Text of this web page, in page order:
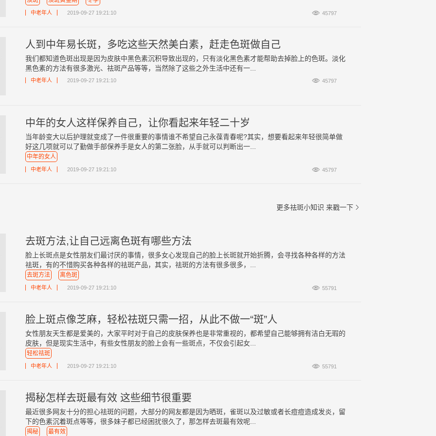
 45797
中老年人 2019-09-27 19:21:10
人到中年易长斑，多吃这些天然美白素，赶走色斑做自己
我们都知道色斑出现是因为皮肤中黑色素沉积导致出现的，只有淡化黑色素才能帮助去掉脸上的色斑。淡化
黑色素的方法有很多激光、祛斑产品等等，当然除了这些之外生活中还有一...
 45797
中老年人 2019-09-27 19:21:10
中年的女人这样保养自己，让你看起来年轻二十岁
当年龄变大以后护理就变成了一件很重要的事情谁不希望自己永葆青春呢?其实，想要看起来年轻很简单做
好这几项就可以了勤做手部保养手是女人的第二张脸，从手就可以判断出一...
中年的女人
 45797
中老年人 2019-09-27 19:21:10
更多祛斑小知识 来戳一下 
去斑方法,让自己远离色斑有哪些方法
脸上长斑点是女性朋友们最讨厌的事情，很多女心发现自己的脸上长斑就开始折腾，会寻找各种各样的方法
祛斑，有的不惜购买各种各样的祛斑产品，其实，祛斑的方法有很多很多，...
去斑方法 离色斑
 55791
中老年人 2019-09-27 19:21:10
脸上斑点像芝麻，轻松祛斑只需一招，从此不做一“斑”人
女性朋友天生都是爱美的，大家平时对于自己的皮肤保养也是非常重视的，都希望自己能够拥有洁白无瑕的
皮肤，但是现实生活中，有些女性朋友的脸上会有一些斑点，不仅会引起女...
轻松祛斑
 55791
中老年人 2019-09-27 19:21:10
揭秘怎样去斑最有效 这些细节很重要
最近很多网友十分的担心祛斑的问题，大部分的网友都是因为晒斑，雀斑以及过敏或者长痘痘造成发炎，留
下的色素沉着斑点等等，很多妹子都已经困扰很久了，那怎样去斑最有效呢...
揭秘 最有效